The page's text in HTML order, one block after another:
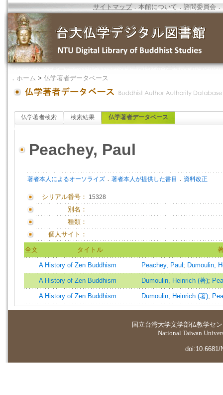
サイトマップ．本館について ．諮問委員会 ．
． ホーム > 仏学著者データベース
仏学著者検索 検索結果 仏学著者データベース
Peachey, Paul
著者本人によるオーソライズ ． 著者本人が提供した書目 ． 資料改正
シリアル番号： 15328
別名：
種類：
個人サイト：
全文 タイトル
A History of Zen Buddhism Peachey, Paul ; Dumoulin,
A History of Zen Buddhism Dumoulin, Heinrich (著);
A History of Zen Buddhism Dumoulin, Heinrich (著);
国立台湾大学文学部仏教学セ
National Taiwan
doi:10.6681/